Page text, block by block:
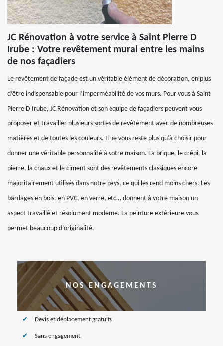
JC Rénovation à votre service à Saint Pierre D
Irube : Votre revêtement mural entre les mains
de nos façadiers
Le revêtement de façade est un véritable élément de décoration, en plus
d’être indispensable pour l’imperméabilité de vos murs. Pour vous à Saint
Pierre D Irube, JC Rénovation et son équipe de façadiers peuvent vous
proposer et travailler plusieurs sortes de revêtement avec de nombreuses
matières et de toutes les couleurs. Il ne vous reste plus qu’à choisir pour
donner une véritable personnalité à votre maison. La brique, le crépi, la
pierre, la chaux et le ciment sont des revêtements classiques encore
majoritairement utilisés dans notre pays, ce qui les rend moins chers. Les
bardages en bois, en PVC, en verre, etc… donnent à votre maison un
aspect travaillé et résolument moderne. La peinture extérieure vous
permet beaucoup d’originalité.
NOS ENGAGEMENTS
Devis et déplacement gratuits
Sans engagement